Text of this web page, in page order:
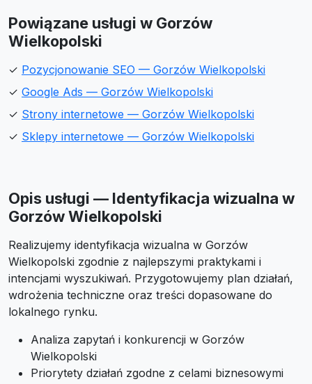
Powiązane usługi w Gorzów
Wielkopolski
✓ Pozycjonowanie SEO — Gorzów Wielkopolski
✓ Google Ads — Gorzów Wielkopolski
✓ Strony internetowe — Gorzów Wielkopolski
✓ Sklepy internetowe — Gorzów Wielkopolski
Opis usługi — Identyfikacja wizualna w
Gorzów Wielkopolski
Realizujemy identyfikacja wizualna w Gorzów
Wielkopolski zgodnie z najlepszymi praktykami i
intencjami wyszukiwań. Przygotowujemy plan działań,
wdrożenia techniczne oraz treści dopasowane do
lokalnego rynku.
Analiza zapytań i konkurencji w Gorzów
Wielkopolski
Priorytety działań zgodne z celami biznesowymi